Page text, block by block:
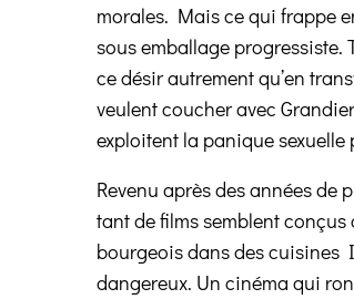
morales. Mais ce qui frappe
sous emballage progressiste.
ce désir autrement qu’en
veulent coucher avec
exploitent la panique
Revenu après des années de
tant de films semblent
bourgeois dans des cuisines
dangereux. Un cinéma qui